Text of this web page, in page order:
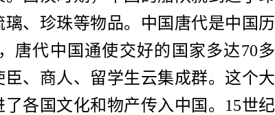
、珍珠等物品。中国唐代是中国历
唐代中国通使交好的国家多达70多
、商人、留学生云集成群。这个大
各国文化和物产传入中国。15世纪